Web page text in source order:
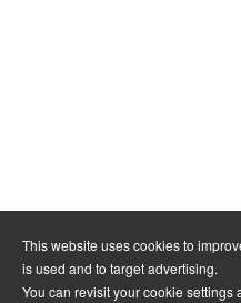
This website uses cookies to
is used and to target advertising.
You can revisit your cookie settings